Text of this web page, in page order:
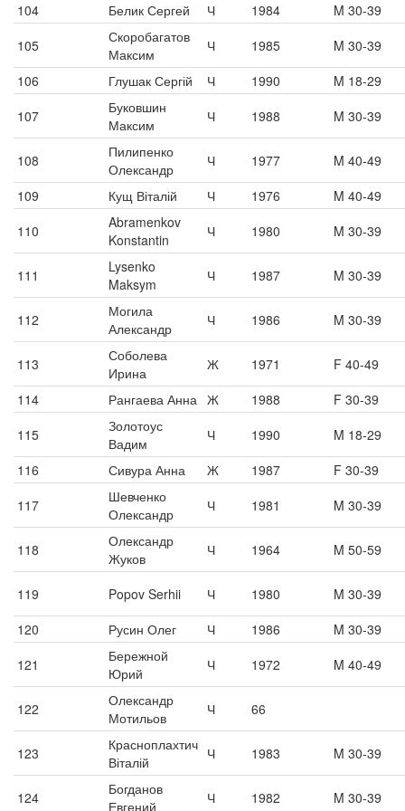
104
Белик Сергей Ч 1984
M 30-39
105
Скоробагатов
Максим
Ч 1985
M 30-39
106
Глушак Сергій Ч 1990
M 18-29
107
Буковшин
Максим
Ч 1988 M 30-39
108
Пилипенко
Олександр
Ч 1977
M 40-49
109
Кущ Віталій Ч 1976
M 40-49
110
Abramenkov
Konstantin
Ч 1980 M 30-39
111
Lysenko
Maksym
Ч 1987 M 30-39
112
Могила
Александр
Ч 1986 M 30-39
113
Соболева
Ирина
Ж 1971
F 40-49
114
Рангаева Анна Ж 1988
F 30-39
115
Золотоус
Вадим
Ч 1990
M 18-29
116
Сивура Анна Ж 1987
F 30-39
117
Шевченко
Олександр
Ч 1981 M 30-39
118
Олександр
Жуков
Ч 1964 M 50-59
119 Popov Serhii Ч 1980
M 30-39
120
Русин Олег Ч 1986
M 30-39
121
Бережной
Юрий
Ч 1972 M 40-49
122
Олександр
Мотильов
Ч 66
123
Красноплахтич
Віталій
Ч 1983 M 30-39
124
Богданов
Евгений
Ч 1982 M 30-39